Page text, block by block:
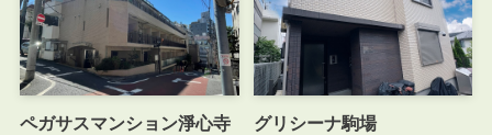
ペガサスマンション淨心寺
グリシーナ駒場